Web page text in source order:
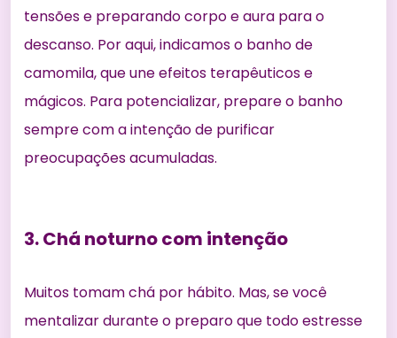
tensões e preparando corpo e aura para o
descanso. Por aqui, indicamos o banho de
camomila, que une efeitos terapêuticos e
mágicos. Para potencializar, prepare o banho
sempre com a intenção de purificar
preocupações acumuladas.
3. Chá noturno com intenção
Muitos tomam chá por hábito. Mas, se você
mentalizar durante o preparo que todo estresse